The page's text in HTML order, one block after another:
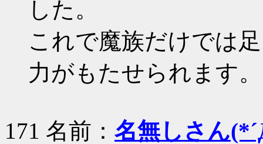
した。
これで魔族だけでは
力がもたせられます。
171 名前： 名無しさん